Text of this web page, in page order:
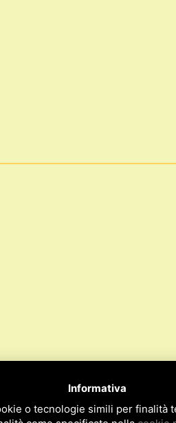
Informativa
o tecnologie simili per finalità